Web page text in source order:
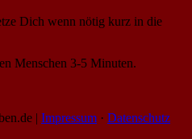
Dich wenn nötig kurz in die
Menschen 3-5 Minuten.
| Impressum · Datenschutz